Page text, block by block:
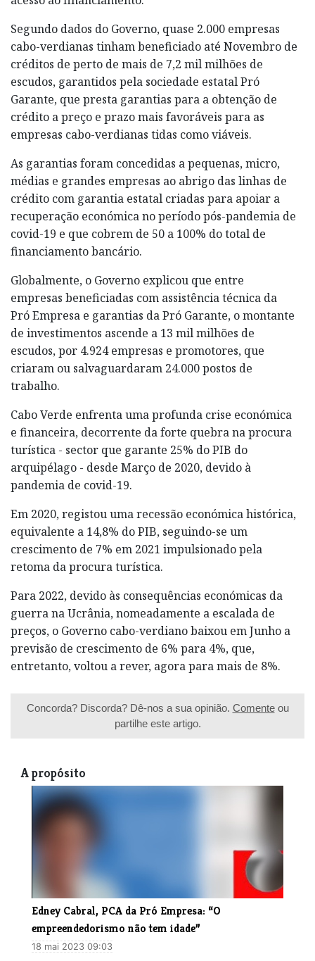
Segundo dados do Governo, quase 2.000 empresas
cabo-verdianas tinham beneficiado até Novembro de
créditos de perto de mais de 7,2 mil milhões de
escudos, garantidos pela sociedade estatal Pró
Garante, que presta garantias para a obtenção de
crédito a preço e prazo mais favoráveis para as
empresas cabo-verdianas tidas como viáveis.
As garantias foram concedidas a pequenas, micro,
médias e grandes empresas ao abrigo das linhas de
crédito com garantia estatal criadas para apoiar a
recuperação económica no período pós-pandemia de
covid-19 e que cobrem de 50 a 100% do total de
financiamento bancário.
Globalmente, o Governo explicou que entre
empresas beneficiadas com assistência técnica da
Pró Empresa e garantias da Pró Garante, o montante
de investimentos ascende a 13 mil milhões de
escudos, por 4.924 empresas e promotores, que
criaram ou salvaguardaram 24.000 postos de
trabalho.
Cabo Verde enfrenta uma profunda crise económica
e financeira, decorrente da forte quebra na procura
turística - sector que garante 25% do PIB do
arquipélago - desde Março de 2020, devido à
pandemia de covid-19.
Em 2020, registou uma recessão económica histórica,
equivalente a 14,8% do PIB, seguindo-se um
crescimento de 7% em 2021 impulsionado pela
retoma da procura turística.
Para 2022, devido às consequências económicas da
guerra na Ucrânia, nomeadamente a escalada de
preços, o Governo cabo-verdiano baixou em Junho a
previsão de crescimento de 6% para 4%, que,
entretanto, voltou a rever, agora para mais de 8%.
Concorda? Discorda? Dê-nos a sua opinião. Comenteou
partilhe este artigo.
A propósito
Edney Cabral, PCA da Pró Empresa: “O
empreendedorismo não tem idade”
18 mai 2023 09:03